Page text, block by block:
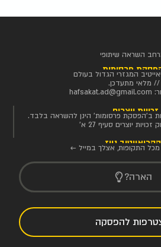
השראה שיתופי
פרסומות
המגזרי הגדול בעולם
// מלאי מתעדכן.
hafsakat.ad@gmail.com
זכויות יוצרים
ב'הפסקת פרסומות' הינן להשראה בלבד.
יוצרים סעיף 27 א'
הקריאייטיב ניוז
מכל התקופות, אצלך במייל ←
הארה?
להפסקה